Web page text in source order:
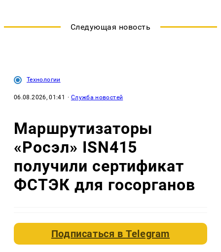
Следующая новость
Технологии
06.08.2026, 01:41 · Служба новостей
Маршрутизаторы
«Росэл» ISN415
получили сертификат
ФСТЭК для госорганов
Подписаться вTelegram